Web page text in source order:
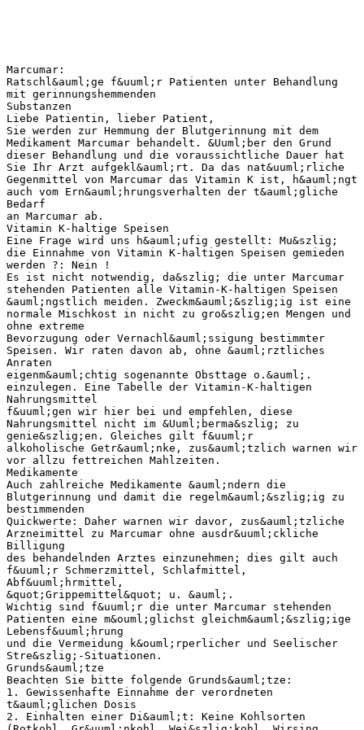
Marcumar:
Ratschl&auml;ge f&uuml;r Patienten unter Behandlung
mit gerinnungshemmenden
Substanzen
Liebe Patientin, lieber Patient,
Sie werden zur Hemmung der Blutgerinnung mit dem
Medikament Marcumar behandelt. &Uuml;ber den Grund
dieser Behandlung und die voraussichtliche Dauer hat
Sie Ihr Arzt aufgekl&auml;rt. Da das nat&uuml;rliche
Gegenmittel von Marcumar das Vitamin K ist, h&auml;ngt
auch vom Ern&auml;hrungsverhalten der t&auml;gliche
Bedarf
an Marcumar ab.
Vitamin K-haltige Speisen
Eine Frage wird uns h&auml;ufig gestellt: Mu&szlig;
die Einnahme von Vitamin K-haltigen Speisen gemieden
werden ?: Nein !
Es ist nicht notwendig, da&szlig; die unter Marcumar
stehenden Patienten alle Vitamin-K-haltigen Speisen
&auml;ngstlich meiden. Zweckm&auml;&szlig;ig ist eine
normale Mischkost in nicht zu gro&szlig;en Mengen und
ohne extreme
Bevorzugung oder Vernachl&auml;ssigung bestimmter
Speisen. Wir raten davon ab, ohne &auml;rztliches
Anraten
eigenm&auml;chtig sogenannte Obsttage o.&auml;.
einzulegen. Eine Tabelle der Vitamin-K-haltigen
Nahrungsmittel
f&uuml;gen wir hier bei und empfehlen, diese
Nahrungsmittel nicht im &Uuml;berma&szlig; zu
genie&szlig;en. Gleiches gilt f&uuml;r
alkoholische Getr&auml;nke, zus&auml;tzlich warnen wir
vor allzu fettreichen Mahlzeiten.
Medikamente
Auch zahlreiche Medikamente &auml;ndern die
Blutgerinnung und damit die regelm&auml;&szlig;ig zu
bestimmenden
Quickwerte: Daher warnen wir davor, zus&auml;tzliche
Arzneimittel zu Marcumar ohne ausdr&uuml;ckliche
Billigung
des behandelnden Arztes einzunehmen; dies gilt auch
f&uuml;r Schmerzmittel, Schlafmittel,
Abf&uuml;hrmittel,
&quot;Grippemittel&quot; u. &auml;.
Wichtig sind f&uuml;r die unter Marcumar stehenden
Patienten eine m&ouml;glichst gleichm&auml;&szlig;ige
Lebensf&uuml;hrung
und die Vermeidung k&ouml;rperlicher und Seelischer
Stre&szlig;-Situationen.
Grunds&auml;tze
Beachten Sie bitte folgende Grunds&auml;tze:
1. Gewissenhafte Einnahme der verordneten
t&auml;glichen Dosis
2. Einhalten einer Di&auml;t: Keine Kohlsorten